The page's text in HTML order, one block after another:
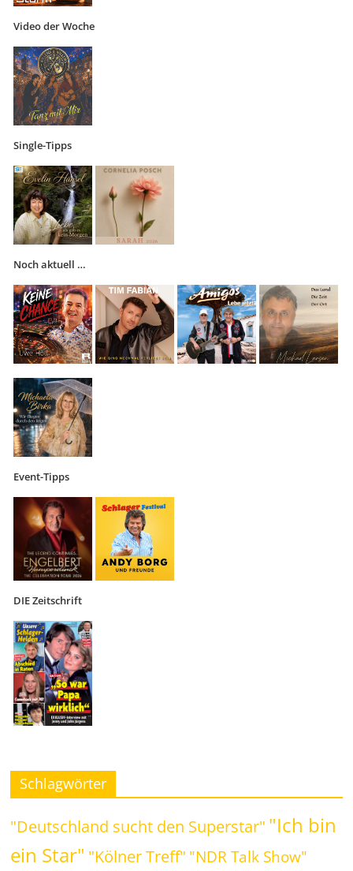
Video der Woche
Single-Tipps
Noch aktuell …
Event-Tipps
DIE Zeitschrift
Schlagwörter
"Deutschland sucht den Superstar" "Ich bin
ein Star" "Kölner Treff" "NDR Talk Show"